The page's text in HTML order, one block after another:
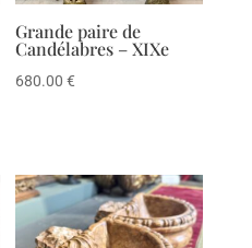
Grande paire de
Candélabres – XIXe
680.00€